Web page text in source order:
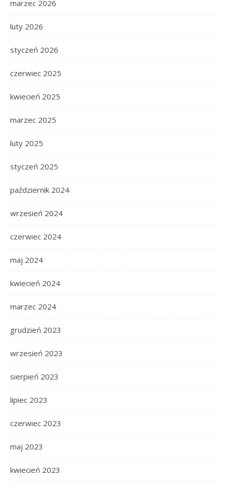
marzec 2026
luty 2026
styczeń 2026
czerwiec 2025
kwiecień 2025
marzec 2025
luty 2025
styczeń 2025
październik 2024
wrzesień 2024
czerwiec 2024
maj 2024
kwiecień 2024
marzec 2024
grudzień 2023
wrzesień 2023
sierpień 2023
lipiec 2023
czerwiec 2023
maj 2023
kwiecień 2023